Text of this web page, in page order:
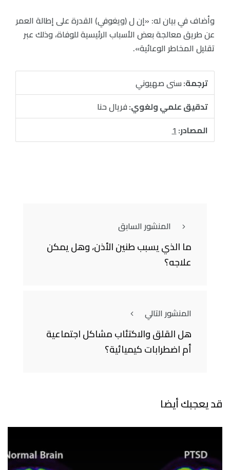
وأضاف في بيان له: «إن ل (ويغوفي) القدرة على إطالة العمر
عن طريق معالجة بعض الأسباب الرئيسية للوفاة، وذلك عبر
تقليل المخاطر الوعائية».
ترجمة:سنى صهيوني
تدقيق علمي ولغوي:فريال حنا
المصادر:1
المنشور السابق
ما الذي يسبب طنين الأذن، وهل يمكن
علاجه؟
المنشور التالي
هل القلق والاكتئاب مشاكل اجتماعية
أم اضطرابات كيميائية؟
قد يعجبك أيضا